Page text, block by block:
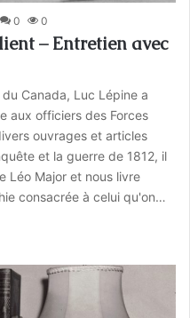
0 0
– Entretien avec
Canada, Luc Lépine a
aux officiers des Forces
ouvrages et articles
et la guerre de 1812, il
Léo Major et nous livre
consacrée à celui qu'on…